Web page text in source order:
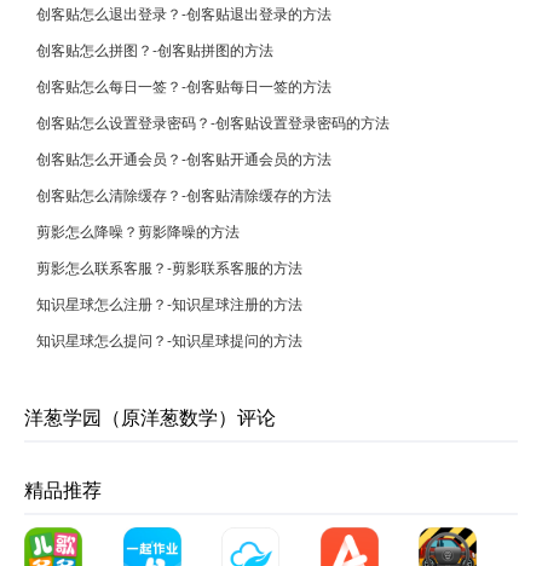
创客贴怎么退出登录？-创客贴退出登录的方法
创客贴怎么拼图？-创客贴拼图的方法
创客贴怎么每日一签？-创客贴每日一签的方法
创客贴怎么设置登录密码？-创客贴设置登录密码的方法
创客贴怎么开通会员？-创客贴开通会员的方法
创客贴怎么清除缓存？-创客贴清除缓存的方法
剪影怎么降噪？剪影降噪的方法
剪影怎么联系客服？-剪影联系客服的方法
知识星球怎么注册？-知识星球注册的方法
知识星球怎么提问？-知识星球提问的方法
洋葱学园（原洋葱数学）评论
精品推荐